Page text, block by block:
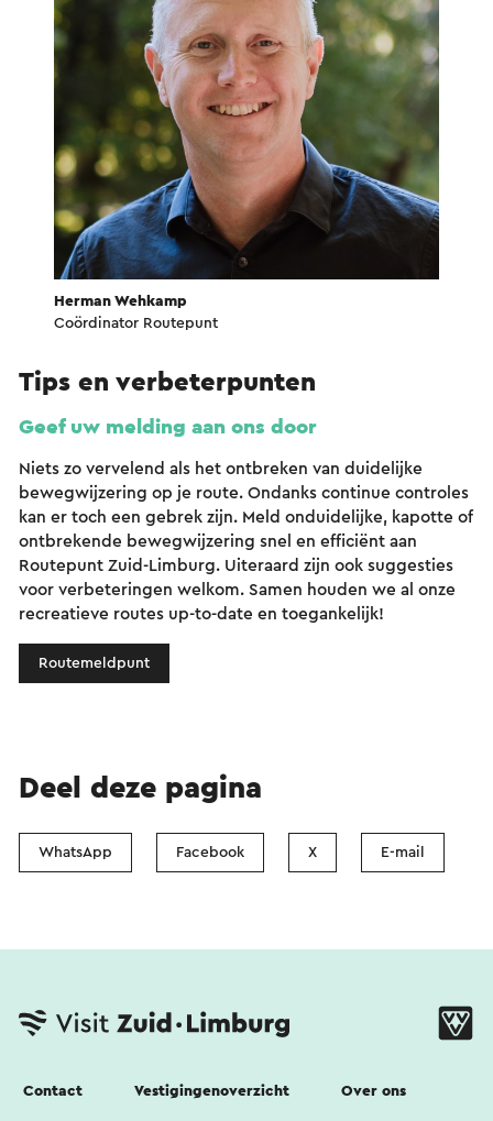
Herman Wehkamp
Coördinator Routepunt
Tips en verbeterpunten
Geef uw melding aan ons door
Niets zo vervelend als het ontbreken van duidelijke
bewegwijzering op je route. Ondanks continue controles
kan er toch een gebrek zijn. Meld onduidelijke, kapotte of
ontbrekende bewegwijzering snel en efficiënt aan
Routepunt Zuid-Limburg. Uiteraard zijn ook suggesties
voor verbeteringen welkom. Samen houden we al onze
recreatieve routes up-to-date en toegankelijk!
Routemeldpunt
Deel deze pagina
WhatsApp Facebook X E-mail
Contact Vestigingenoverzicht Over ons